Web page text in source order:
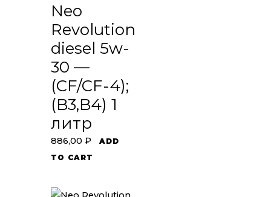
Neo
Revolution
diesel 5w-
30 —
(CF/CF-4);
(B3,B4) 1
литр
886,00 ₽
ADD
TO CART